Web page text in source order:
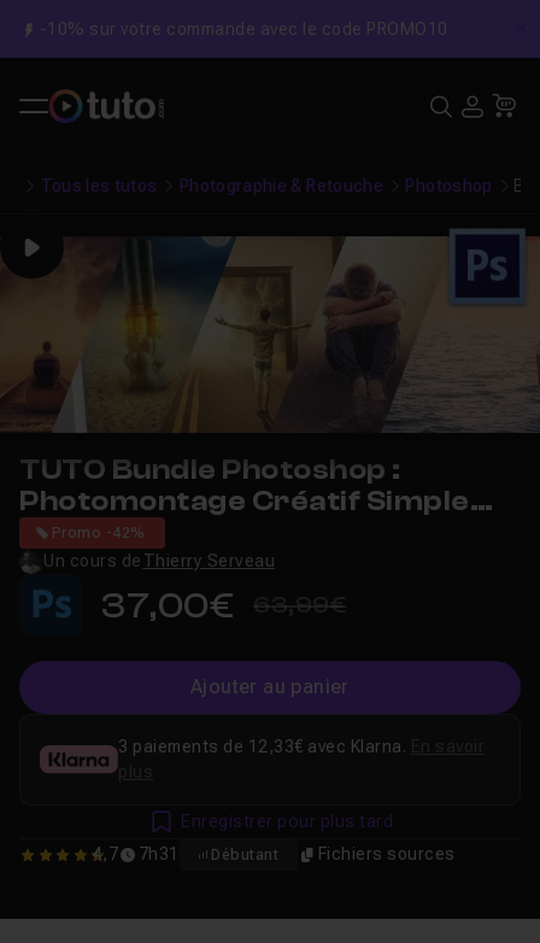
-10% sur votre commande avec le code PROMO10
Tous les tutos Photographie & Retouche Photoshop
Play
TUTO Bundle Photoshop :
Photomontage Créatif Simple
par la Pratique avec Photoshop
Un cours de Thierry Serveau
Promo -42%
37,00€ 63,99€
Ajouter au panier
4.6829268292683
4,7 7h31 Débutant Fichiers sources
3 paiements de 12,33€ avec Klarna.
Enregistrer pour plus tard